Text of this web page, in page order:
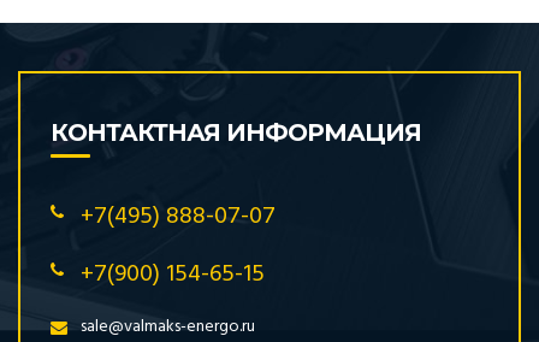
КОНТАКТНАЯ ИНФОРМАЦИЯ
+7(495) 888-07-07
+7(900) 154-65-15
sale@valmaks-energo.ru